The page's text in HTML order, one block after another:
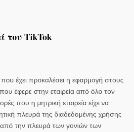
του TikTok
έχει προκαλέσει η εφαρμογή στους
έφερε στην εταιρεία από όλο τον
που η μητρική εταιρεία είχε να
πλευρά της διαδεδομένης χρήσης
την πλευρά των γονιών των